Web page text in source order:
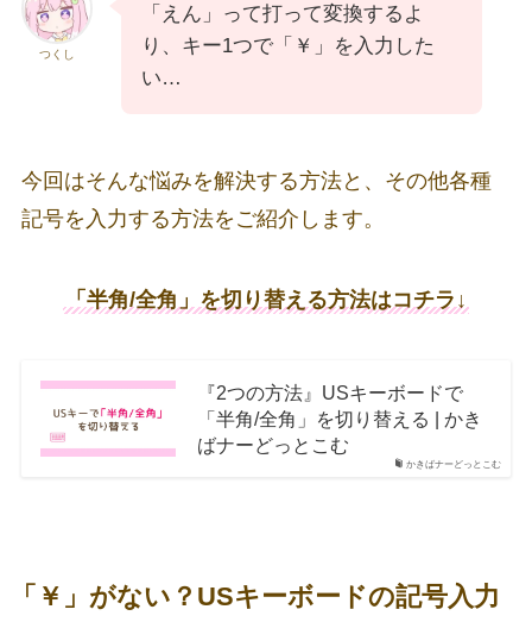
つくし
「えん」って打って変換するよ
り、キー1つで「￥」を入力した
い…
今回はそんな悩みを解決する方法と、その他各種
記号を入力する方法をご紹介します。
「半角/全角」を切り替える方法はコチラ↓
かきばナーどっとこむ
『2つの方法』USキーボードで
「半角/全角」を切り替える | かき
ばナーどっとこむ
「￥」がない？USキーボードの記号入力